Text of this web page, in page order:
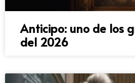
Anticipo: uno de los
del 2026